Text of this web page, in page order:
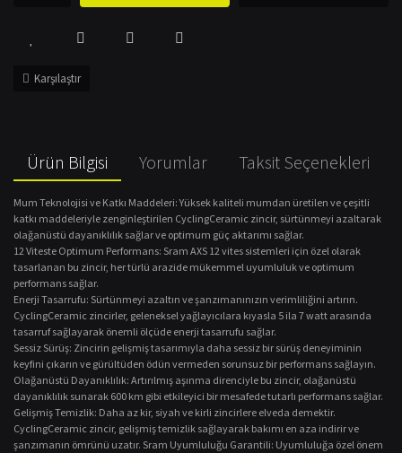
Karşılaştır
Ürün Bilgisi Yorumlar Taksit Seçenekleri
Mum Teknolojisi ve Katkı Maddeleri: Yüksek kaliteli mumdan üretilen ve çeşitli
katkı maddeleriyle zenginleştirilen CyclingCeramic zincir, sürtünmeyi azaltarak
olağanüstü dayanıklılık sağlar ve optimum güç aktarımı sağlar.
12 Viteste Optimum Performans: Sram AXS 12 vites sistemleri için özel olarak
tasarlanan bu zincir, her türlü arazide mükemmel uyumluluk ve optimum
performans sağlar.
Enerji Tasarrufu: Sürtünmeyi azaltın ve şanzımanınızın verimliliğini artırın.
CyclingCeramic zincirler, geleneksel yağlayıcılara kıyasla 5 ila 7 watt arasında
tasarruf sağlayarak önemli ölçüde enerji tasarrufu sağlar.
Sessiz Sürüş: Zincirin gelişmiş tasarımıyla daha sessiz bir sürüş deneyiminin
keyfini çıkarın ve gürültüden ödün vermeden sorunsuz bir performans sağlayın.
Olağanüstü Dayanıklılık: Artırılmış aşınma direnciyle bu zincir, olağanüstü
dayanıklılık sunarak 600 km gibi etkileyici bir mesafede tutarlı performans sağlar.
Gelişmiş Temizlik: Daha az kir, siyah ve kirli zincirlere elveda demektir.
CyclingCeramic zincir, gelişmiş temizlik sağlayarak bakımı en aza indirir ve
şanzımanın ömrünü uzatır. Sram Uyumluluğu Garantili: Uyumluluğa özel önem